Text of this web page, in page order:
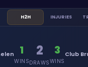
H2H INJURIES
1
WINS
2
DRAWS
3
WINS
Club